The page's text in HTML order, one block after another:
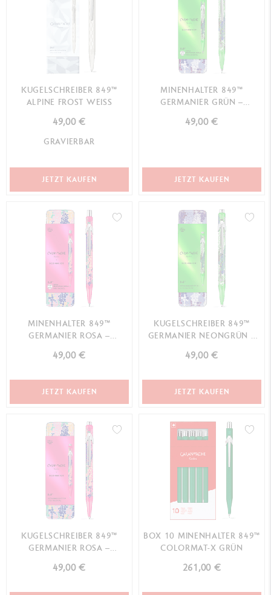
KUGELSCHREIBER 849™
ALPINE FROST WEISS
49,00 €
GRAVIERBAR
JETZT KAUFEN
MINENHALTER 849™
GERMANIER GRÜN –
49,00 €
JETZT KAUFEN
MINENHALTER 849™
GERMANIER ROSA –
49,00 €
JETZT KAUFEN
KUGELSCHREIBER 849™
GERMANIER NEONGRÜN –
49,00 €
JETZT KAUFEN
KUGELSCHREIBER 849™
GERMANIER ROSA –
49,00 €
BOX 10 MINENHALTER 849™
COLORMAT-X GRÜN
261,00 €